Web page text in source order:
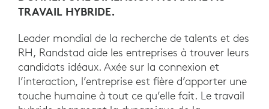
TRAVAIL HYBRIDE.
Leader mondial de la recherche de talents et des
RH, Randstad aide les entreprises à trouver leurs
candidats idéaux. Axée sur la connexion et
l’interaction, l’entreprise est fière d’apporter une
touche humaine à tout ce qu’elle fait. Le travail